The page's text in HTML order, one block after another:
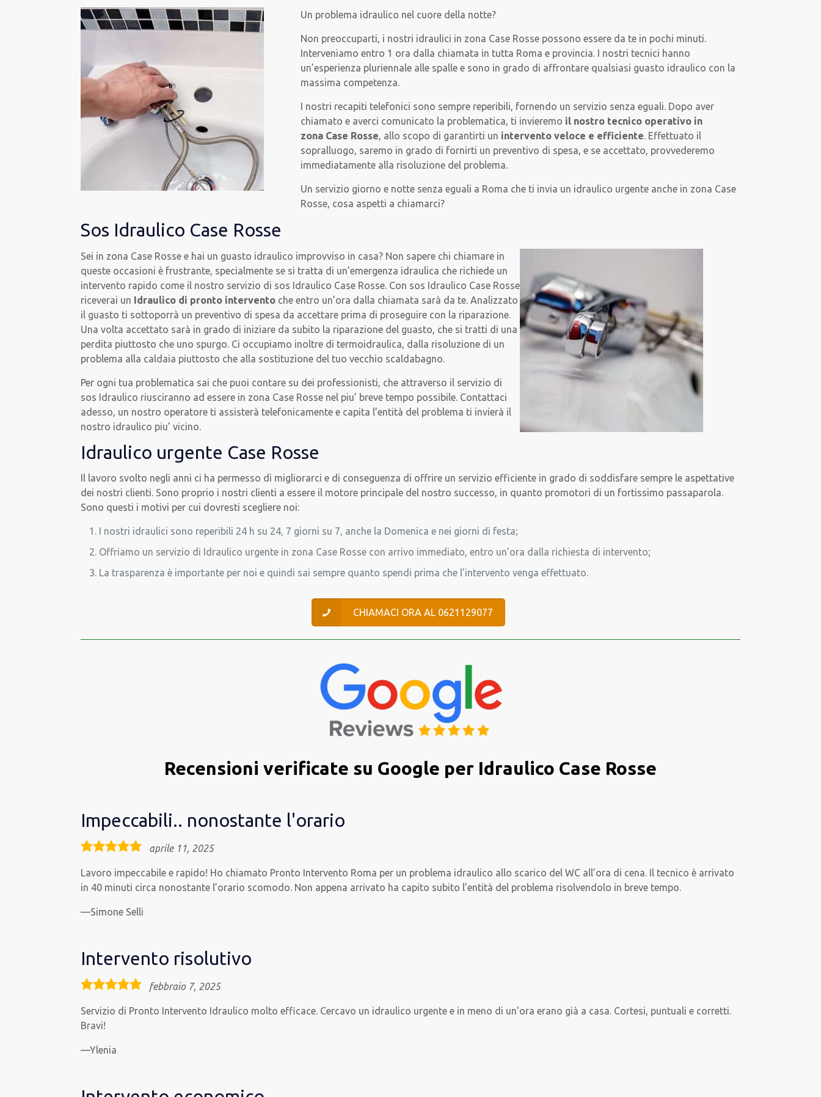
Un problema idraulico nel cuore della notte?
Non preoccuparti, i nostri idraulici in zona Case Rosse possono essere da te in pochi minuti.
Interveniamo entro 1 ora dalla chiamata in tutta Roma e provincia. I nostri tecnici hanno
un’esperienza pluriennale alle spalle e sono in grado di affrontare qualsiasi guasto idraulico con la
massima competenza.
I nostri recapiti telefonici sono sempre reperibili, fornendo un servizio senza eguali. Dopo aver
chiamato e averci comunicato la problematica, ti invieremo il nostro tecnico operativo in
zona Case Rosse, allo scopo di garantirti un intervento veloce e efficiente. Effettuato il
sopralluogo, saremo in grado di fornirti un preventivo di spesa, e se accettato, provvederemo
immediatamente alla risoluzione del problema.
Un servizio giorno e notte senza eguali a Roma che ti invia un idraulico urgente anche in zona Case
Rosse, cosa aspetti a chiamarci?
Sos Idraulico Case Rosse
Sei in zona Case Rosse e hai un guasto idraulico improvviso in casa? Non sapere chi chiamare in
queste occasioni è frustrante, specialmente se si tratta di un’emergenza idraulica che richiede un
intervento rapido come il nostro servizio di sos Idraulico Case Rosse. Con sos Idraulico Case Rosse
riceverai un Idraulico di pronto intervento che entro un’ora dalla chiamata sarà da te. Analizzato
il guasto ti sottoporrà un preventivo di spesa da accettare prima di proseguire con la riparazione.
Una volta accettato sarà in grado di iniziare da subito la riparazione del guasto, che si tratti di una
perdita piuttosto che uno spurgo. Ci occupiamo inoltre di termoidraulica, dalla risoluzione di un
problema alla caldaia piuttosto che alla sostituzione del tuo vecchio scaldabagno.
Per ogni tua problematica sai che puoi contare su dei professionisti, che attraverso il servizio di
sos Idraulico riusciranno ad essere in zona Case Rosse nel piu’ breve tempo possibile. Contattaci
adesso, un nostro operatore ti assisterà telefonicamente e capita l’entità del problema ti invierà il
nostro idraulico piu’ vicino.
Idraulico urgente Case Rosse
Il lavoro svolto negli anni ci ha permesso di migliorarci e di conseguenza di offrire un servizio efficiente in grado di soddisfare sempre le aspettative
dei nostri clienti. Sono proprio i nostri clienti a essere il motore principale del nostro successo, in quanto promotori di un fortissimo passaparola.
Sono questi i motivi per cui dovresti scegliere noi:
I nostri idraulici sono reperibili 24 h su 24, 7 giorni su 7, anche la Domenica e nei giorni di festa;
Offriamo un servizio di Idraulico urgente in zona Case Rosse con arrivo immediato, entro un’ora dalla richiesta di intervento;
La trasparenza è importante per noi e quindi sai sempre quanto spendi prima che l’intervento venga effettuato.
CHIAMACI ORA AL 0621129077
Recensioni verificate su Google per Idraulico Case Rosse
Impeccabili.. nonostante l'orario
5,0
aprile 11, 2025
Lavoro impeccabile e rapido! Ho chiamato Pronto Intervento Roma per un problema idraulico allo scarico del WC all’ora di cena. Il tecnico è arrivato
in 40 minuti circa nonostante l’orario scomodo. Non appena arrivato ha capito subito l’entità del problema risolvendolo in breve tempo.
Simone Selli
Intervento risolutivo
5,0
febbraio 7, 2025
Servizio di Pronto Intervento Idraulico molto efficace. Cercavo un idraulico urgente e in meno di un’ora erano già a casa. Cortesi, puntuali e corretti.
Bravi!
Ylenia